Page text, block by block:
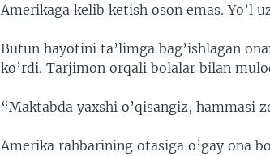
Amerikaga kelib ketish oson emas. Yo’l
Butun hayotini ta’limga bag’ishlagan
ko’rdi. Tarjimon orqali bolalar bilan
“Maktabda yaxshi o’qisangiz, hammasi
Amerika rahbarining otasiga o’gay ona